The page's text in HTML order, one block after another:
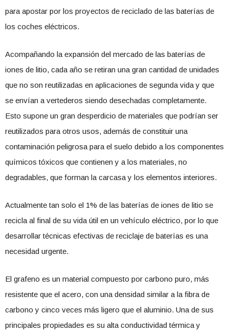
para apostar por los proyectos de reciclado de las baterías de
los coches eléctricos.
Acompañando la expansión del mercado de las baterías de
iones de litio, cada año se retiran una gran cantidad de unidades
que no son reutilizadas en aplicaciones de segunda vida y que
se envían a vertederos siendo desechadas completamente.
Esto supone un gran desperdicio de materiales que podrían ser
reutilizados para otros usos, además de constituir una
contaminación peligrosa para el suelo debido a los componentes
químicos tóxicos que contienen y a los materiales, no
degradables, que forman la carcasa y los elementos interiores.
Actualmente tan solo el 1% de las baterías de iones de litio se
recicla al final de su vida útil en un vehículo eléctrico, por lo que
desarrollar técnicas efectivas de reciclaje de baterías es una
necesidad urgente.
El grafeno es un material compuesto por carbono puro, más
resistente que el acero, con una densidad similar a la fibra de
carbono y cinco veces más ligero que el aluminio. Una de sus
principales propiedades es su alta conductividad térmica y